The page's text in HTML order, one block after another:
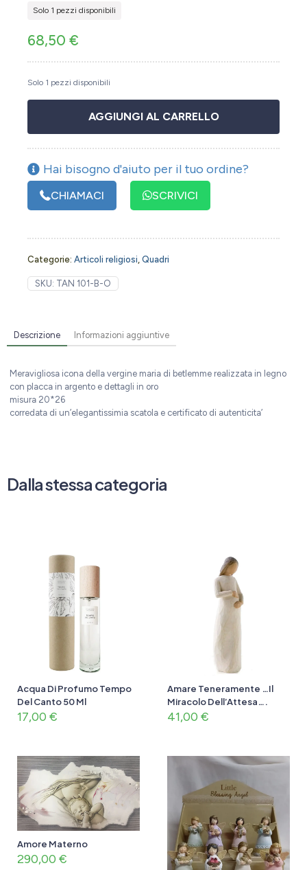
Solo 1 pezzi disponibili
68,50 €
Solo 1 pezzi disponibili
AGGIUNGI AL CARRELLO
Hai bisogno d'aiuto per il tuo ordine?
CHIAMACI SCRIVICI
Categorie: Articoli religiosi Quadri
SKU: TAN 101-B-O
Descrizione Informazioni aggiuntive
Meravigliosa icona della vergine maria di betlemme realizzata in legno
con placca in argento e dettagli in oro
misura 20*26
corredata di un’elegantissimia scatola e certificato di autenticita’
Dalla stessa categoria
Acqua Di Profumo Tempo
Del Canto 50 Ml
17,00 €
Amare Teneramente …Il
Miracolo Dell’Attesa….
41,00 €
Amore Materno
290,00 €